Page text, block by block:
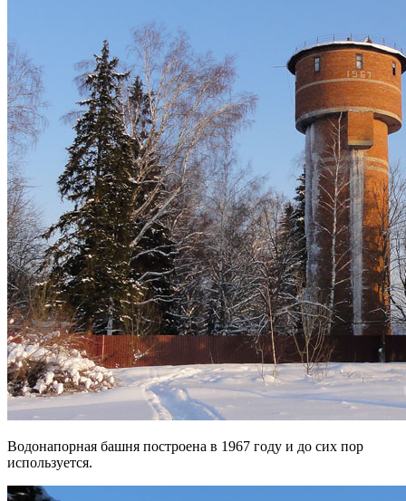
Водонапорная башня построена в 1967 году и до сих пор
используется.